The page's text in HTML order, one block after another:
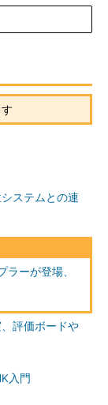
ステムとの連
ラーが登場、
、評価ボードや
入門